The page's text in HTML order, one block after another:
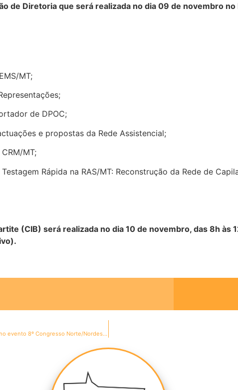
de Diretoria que será realizada no dia 09 de novembro
MT;
de DPOC;
e propostas da Rede Assistencial;
MT;
Rápida na RAS/MT: Reconstrução da Rede de
(CIB) será realizada no dia 10 de novembro, das 8h às
NOTA DE ESCLARECIMENTO sobre a participação da equipe no evento 8º Congresso Norte/Nordeste